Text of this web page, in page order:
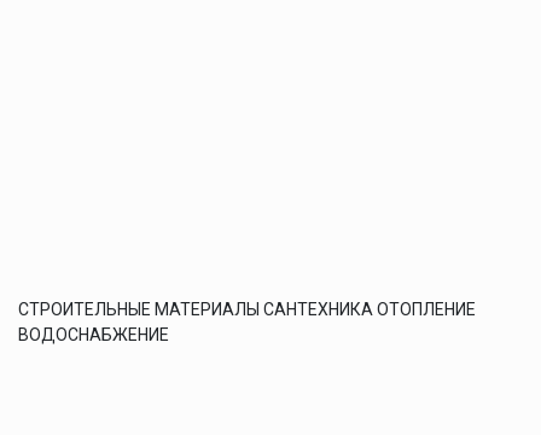
СТРОИТЕЛЬНЫЕ МАТЕРИАЛЫ САНТЕХНИКА ОТОПЛЕНИЕ
ВОДОСНАБЖЕНИЕ